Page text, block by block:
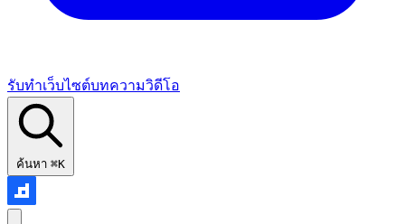
รับทำเว็บไซต์บทความวิดีโอ
ค้นหา ⌘K